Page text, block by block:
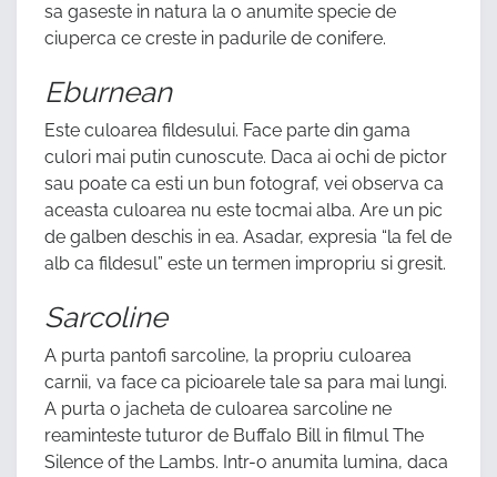
sa gaseste in natura la o anumite specie de
ciuperca ce creste in padurile de conifere.
Eburnean
Este culoarea fildesului. Face parte din gama
culori mai putin cunoscute. Daca ai ochi de pictor
sau poate ca esti un bun fotograf, vei observa ca
aceasta culoarea nu este tocmai alba. Are un pic
de galben deschis in ea. Asadar, expresia “la fel de
alb ca fildesul” este un termen impropriu si gresit.
Sarcoline
A purta pantofi sarcoline, la propriu culoarea
carnii, va face ca picioarele tale sa para mai lungi.
A purta o jacheta de culoarea sarcoline ne
reaminteste tuturor de Buffalo Bill in filmul The
Silence of the Lambs. Intr-o anumita lumina, daca